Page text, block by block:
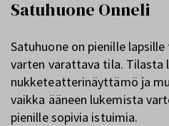
Satuhuone Onneli
Satuhuone on pienille
varten varattava tila. Tilasta
nukketeatterinäyttämö ja
vaikka ääneen lukemista
pienille sopivia istuimia.